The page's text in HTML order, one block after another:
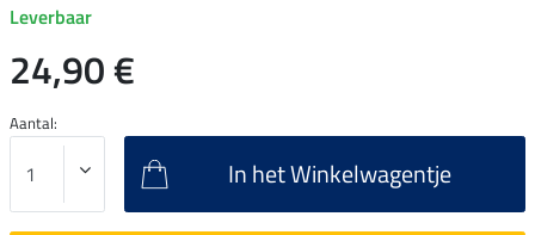
Leverbaar
24,90 €
Aantal:
In het Winkelwagentje